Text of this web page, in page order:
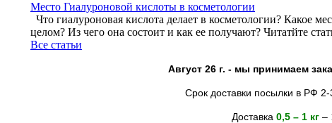
Место Гиалуроновой кислоты в косметологии
Что гиалуроновая кислота делает в косметологии? Какое
целом? Из чего она состоит и как ее получают? Читатйте
Все статьи
Август 26 г. - мы принимаем
Срок доставки посылки в РФ
Доставка 0,5 – 1 кг –